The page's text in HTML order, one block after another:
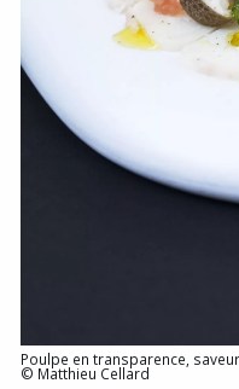
Poulpe en transparence,
© Matthieu Cellard